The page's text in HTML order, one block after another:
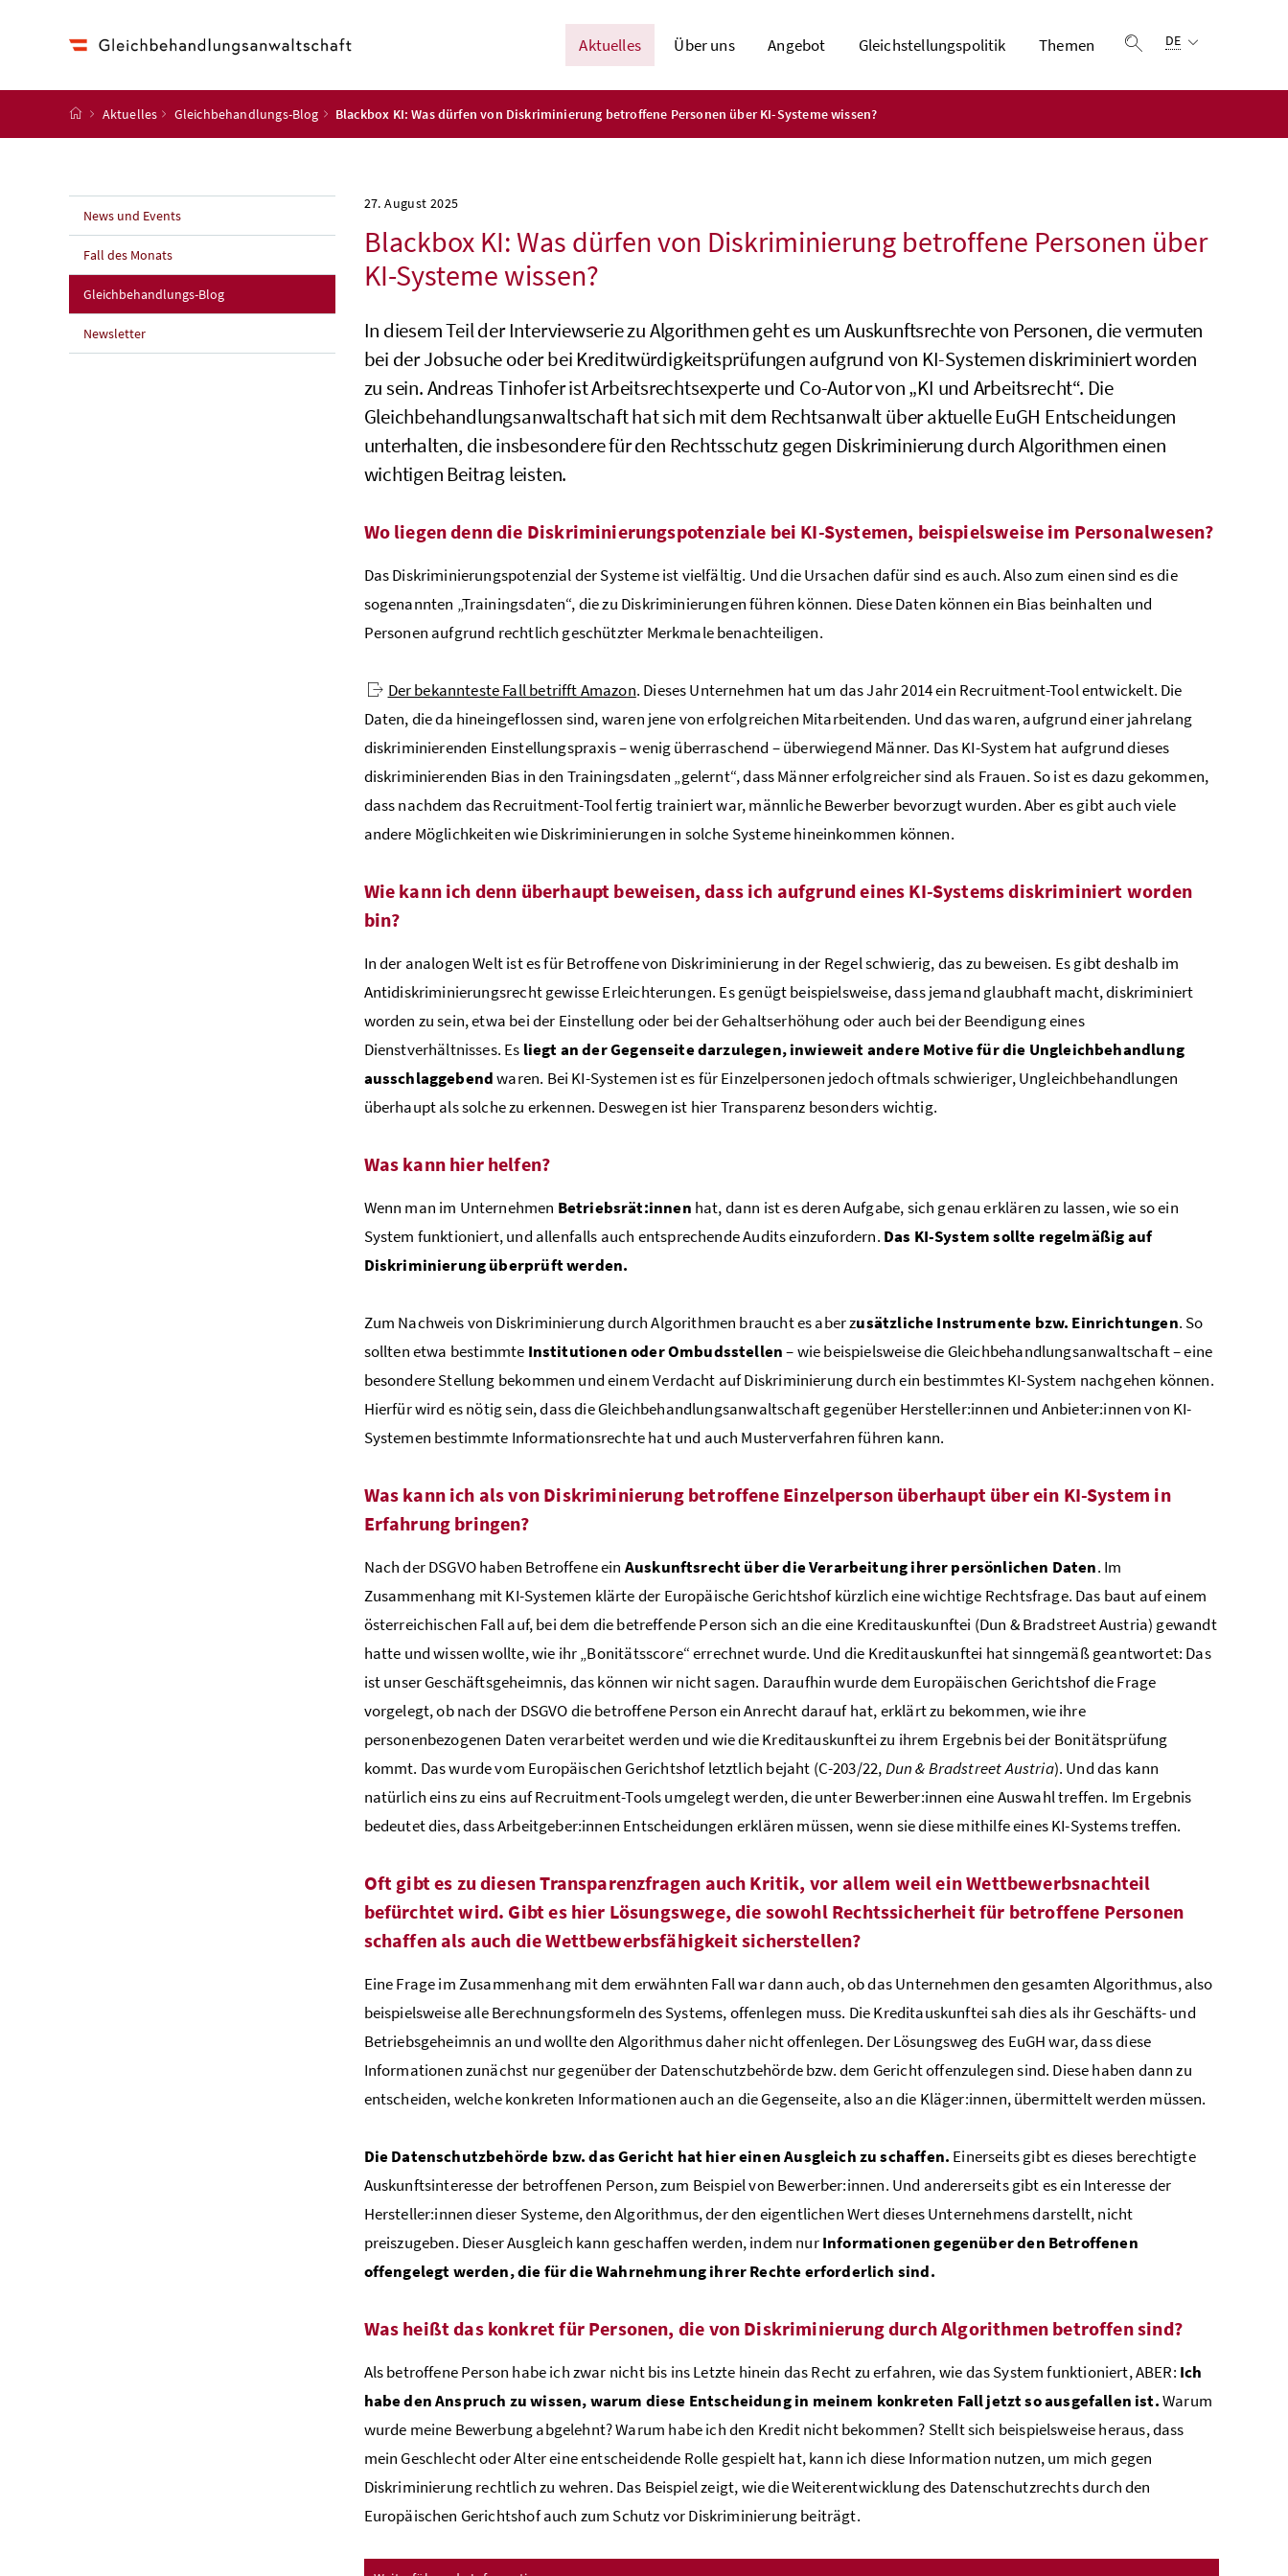
Aktuelles Über uns Angebot Gleichstellungspolitik
Themen
DE
Startseite
Aktuelles Gleichbehandlungs-Blog Blackbox KI: Was dürfen von Diskriminierung betroffene Personen über KI-Systeme wissen?
News und Events
Fall des Monats
Gleichbehandlungs-Blog(aktuelle Seite)
Newsletter
27. August 2025
Blackbox KI: Was dürfen von Diskriminierung betroffene Personen über
KI-Systeme wissen?
In diesem Teil der Interviewserie zu Algorithmen geht es um Auskunftsrechte von Personen, die vermuten
bei der Jobsuche oder bei Kreditwürdigkeitsprüfungen aufgrund von KI-Systemen diskriminiert worden
zu sein. Andreas Tinhofer ist Arbeitsrechtsexperte und Co-Autor von „KI und Arbeitsrecht“. Die
Gleichbehandlungsanwaltschaft hat sich mit dem Rechtsanwalt über aktuelle EuGH Entscheidungen
unterhalten, die insbesondere für den Rechtsschutz gegen Diskriminierung durch Algorithmen einen
wichtigen Beitrag leisten.
Wo liegen denn die Diskriminierungspotenziale bei KI-Systemen, beispielsweise im Personalwesen?
Das Diskriminierungspotenzial der Systeme ist vielfältig. Und die Ursachen dafür sind es auch. Also zum einen sind es die
sogenannten „Trainingsdaten“, die zu Diskriminierungen führen können. Diese Daten können ein Bias beinhalten und
Personen aufgrund rechtlich geschützter Merkmale benachteiligen.
Der bekannteste Fall betrifft Amazon. Dieses Unternehmen hat um das Jahr 2014 ein Recruitment-Tool entwickelt. Die
Daten, die da hineingeflossen sind, waren jene von erfolgreichen Mitarbeitenden. Und das waren, aufgrund einer jahrelang
diskriminierenden Einstellungspraxis – wenig überraschend – überwiegend Männer. Das KI-System hat aufgrund dieses
diskriminierenden Bias in den Trainingsdaten „gelernt“, dass Männer erfolgreicher sind als Frauen. So ist es dazu gekommen,
dass nachdem das Recruitment-Tool fertig trainiert war, männliche Bewerber bevorzugt wurden. Aber es gibt auch viele
andere Möglichkeiten wie Diskriminierungen in solche Systeme hineinkommen können.
Wie kann ich denn überhaupt beweisen, dass ich aufgrund eines KI-Systems diskriminiert worden
bin?
In der analogen Welt ist es für Betroffene von Diskriminierung in der Regel schwierig, das zu beweisen. Es gibt deshalb im
Antidiskriminierungsrecht gewisse Erleichterungen. Es genügt beispielsweise, dass jemand glaubhaft macht, diskriminiert
worden zu sein, etwa bei der Einstellung oder bei der Gehaltserhöhung oder auch bei der Beendigung eines
Dienstverhältnisses. Es liegt an der Gegenseite darzulegen, inwieweit andere Motive für die Ungleichbehandlung
ausschlaggebendwaren. Bei KI-Systemen ist es für Einzelpersonen jedoch oftmals schwieriger, Ungleichbehandlungen
überhaupt als solche zu erkennen. Deswegen ist hier Transparenz besonders wichtig.
Was kann hier helfen?
Wenn man im Unternehmen Betriebsrät:innen hat, dann ist es deren Aufgabe, sich genau erklären zu lassen, wie so ein
System funktioniert, und allenfalls auch entsprechende Audits einzufordern. Das KI-System sollte regelmäßig auf
Diskriminierung überprüft werden.
Zum Nachweis von Diskriminierung durch Algorithmen braucht es aber zusätzliche Instrumente bzw. Einrichtungen. So
sollten etwa bestimmte Institutionen oder Ombudsstellen– wie beispielsweise die Gleichbehandlungsanwaltschaft – eine
besondere Stellung bekommen und einem Verdacht auf Diskriminierung durch ein bestimmtes KI-System nachgehen können.
Hierfür wird es nötig sein, dass die Gleichbehandlungsanwaltschaft gegenüber Hersteller:innen und Anbieter:innen von KI-
Systemen bestimmte Informationsrechte hat und auch Musterverfahren führen kann.
Was kann ich als von Diskriminierung betroffene Einzelperson überhaupt über ein KI-System in
Erfahrung bringen?
Nach der DSGVO haben Betroffene ein Auskunftsrecht über die Verarbeitung ihrer persönlichen Daten. Im
Zusammenhang mit KI-Systemen klärte der Europäische Gerichtshof kürzlich eine wichtige Rechtsfrage. Das baut auf einem
österreichischen Fall auf, bei dem die betreffende Person sich an die eine Kreditauskunftei (Dun & Bradstreet Austria) gewandt
hatte und wissen wollte, wie ihr „Bonitätsscore“ errechnet wurde. Und die Kreditauskunftei hat sinngemäß geantwortet: Das
ist unser Geschäftsgeheimnis, das können wir nicht sagen. Daraufhin wurde dem Europäischen Gerichtshof die Frage
vorgelegt, ob nach der DSGVO die betroffene Person ein Anrecht darauf hat, erklärt zu bekommen, wie ihre
personenbezogenen Daten verarbeitet werden und wie die Kreditauskunftei zu ihrem Ergebnis bei der Bonitätsprüfung
kommt. Das wurde vom Europäischen Gerichtshof letztlich bejaht (C-203/22,Dun & Bradstreet Austria). Und das kann
natürlich eins zu eins auf Recruitment-Tools umgelegt werden, die unter Bewerber:innen eine Auswahl treffen. Im Ergebnis
bedeutet dies, dass Arbeitgeber:innen Entscheidungen erklären müssen, wenn sie diese mithilfe eines KI-Systems treffen.
Oft gibt es zu diesen Transparenzfragen auch Kritik, vor allem weil ein Wettbewerbsnachteil
befürchtet wird. Gibt es hier Lösungswege, die sowohl Rechtssicherheit für betroffene Personen
schaffen als auch die Wettbewerbsfähigkeit sicherstellen?
Eine Frage im Zusammenhang mit dem erwähnten Fall war dann auch, ob das Unternehmen den gesamten Algorithmus, also
beispielsweise alle Berechnungsformeln des Systems, offenlegen muss. Die Kreditauskunftei sah dies als ihr Geschäfts- und
Betriebsgeheimnis an und wollte den Algorithmus daher nicht offenlegen. Der Lösungsweg des EuGH war, dass diese
Informationen zunächst nur gegenüber der Datenschutzbehörde bzw. dem Gericht offenzulegen sind. Diese haben dann zu
entscheiden, welche konkreten Informationen auch an die Gegenseite, also an die Kläger:innen, übermittelt werden müssen.
Die Datenschutzbehörde bzw. das Gericht hat hier einen Ausgleich zu schaffen. Einerseits gibt es dieses berechtigte
Auskunftsinteresse der betroffenen Person, zum Beispiel von Bewerber:innen. Und andererseits gibt es ein Interesse der
Hersteller:innen dieser Systeme, den Algorithmus, der den eigentlichen Wert dieses Unternehmens darstellt, nicht
preiszugeben. Dieser Ausgleich kann geschaffen werden, indem nurInformationen gegenüber den Betroffenen
offengelegt werden, die für die Wahrnehmung ihrer Rechte erforderlich sind.
Was heißt das konkret für Personen, die von Diskriminierung durch Algorithmen betroffen sind?
Als betroffene Person habe ich zwar nicht bis ins Letzte hinein das Recht zu erfahren, wie das System funktioniert, ABER: Ich
habe den Anspruch zu wissen, warum diese Entscheidung in meinem konkreten Fall jetzt so ausgefallen ist.Warum
wurde meine Bewerbung abgelehnt? Warum habe ich den Kredit nicht bekommen? Stellt sich beispielsweise heraus, dass
mein Geschlecht oder Alter eine entscheidende Rolle gespielt hat, kann ich diese Information nutzen, um mich gegen
Diskriminierung rechtlich zu wehren. Das Beispiel zeigt, wie die Weiterentwicklung des Datenschutzrechts durch den
Europäischen Gerichtshof auch zum Schutz vor Diskriminierung beiträgt.